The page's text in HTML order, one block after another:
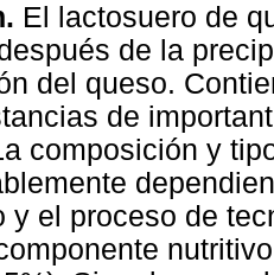
El lactosuero de
de la
del queso.
de
composición y
y el proceso de